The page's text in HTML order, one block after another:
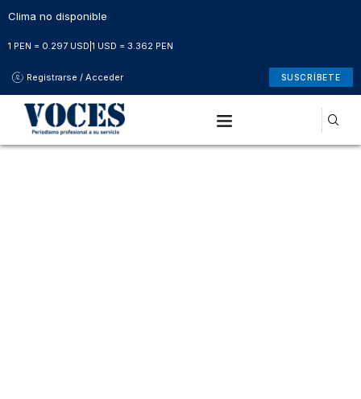
Clima no disponible
1 PEN = 0.297 USD 1 USD = 3.362 PEN
Registrarse / Acceder SUSCRÍBETE